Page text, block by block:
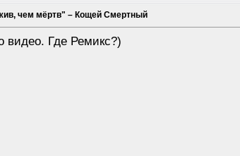
чем мёртв" – Кощей Смертный
видео. Где Ремикс?)